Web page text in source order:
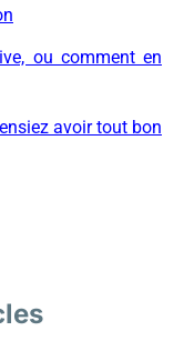
ou comment en
avoir tout bon